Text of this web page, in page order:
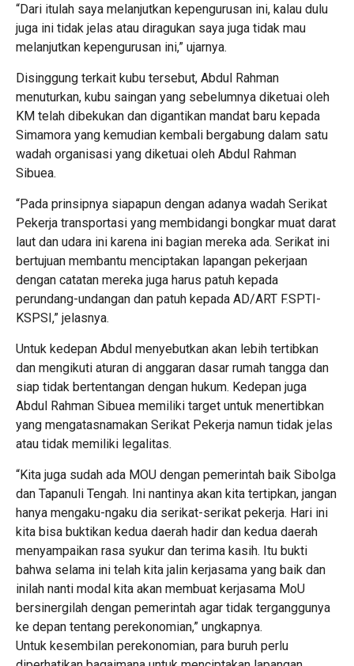
“Dari itulah saya melanjutkan kepengurusan ini, kalau dulu
juga ini tidak jelas atau diragukan saya juga tidak mau
melanjutkan kepengurusan ini,” ujarnya.
Disinggung terkait kubu tersebut, Abdul Rahman
menuturkan, kubu saingan yang sebelumnya diketuai oleh
KM telah dibekukan dan digantikan mandat baru kepada
Simamora yang kemudian kembali bergabung dalam satu
wadah organisasi yang diketuai oleh Abdul Rahman
Sibuea.
“Pada prinsipnya siapapun dengan adanya wadah Serikat
Pekerja transportasi yang membidangi bongkar muat darat
laut dan udara ini karena ini bagian mereka ada. Serikat ini
bertujuan membantu menciptakan lapangan pekerjaan
dengan catatan mereka juga harus patuh kepada
perundang-undangan dan patuh kepada AD/ART F.SPTI-
KSPSI,” jelasnya.
Untuk kedepan Abdul menyebutkan akan lebih tertibkan
dan mengikuti aturan di anggaran dasar rumah tangga dan
siap tidak bertentangan dengan hukum. Kedepan juga
Abdul Rahman Sibuea memiliki target untuk menertibkan
yang mengatasnamakan Serikat Pekerja namun tidak jelas
atau tidak memiliki legalitas.
“Kita juga sudah ada MOU dengan pemerintah baik Sibolga
dan Tapanuli Tengah. Ini nantinya akan kita tertipkan, jangan
hanya mengaku-ngaku dia serikat-serikat pekerja. Hari ini
kita bisa buktikan kedua daerah hadir dan kedua daerah
menyampaikan rasa syukur dan terima kasih. Itu bukti
bahwa selama ini telah kita jalin kerjasama yang baik dan
inilah nanti modal kita akan membuat kerjasama MoU
bersinergilah dengan pemerintah agar tidak terganggunya
ke depan tentang perekonomian,” ungkapnya.
Untuk kesembilan perekonomian, para buruh perlu